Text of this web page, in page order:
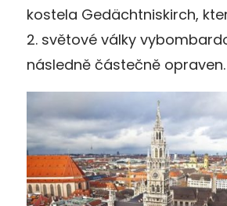
kostela Gedächtniskirch,
2. světové války
následně částečně opraven.